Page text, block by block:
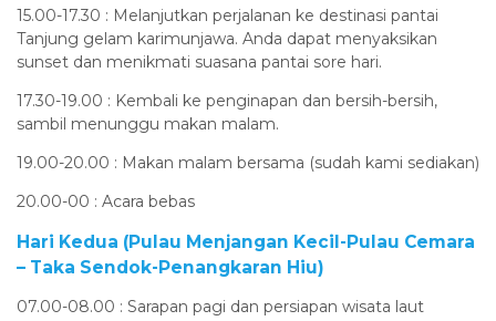
15.00-17.30 : Melanjutkan perjalanan ke destinasi pantai
Tanjung gelam karimunjawa. Anda dapat menyaksikan
sunset dan menikmati suasana pantai sore hari.
17.30-19.00 : Kembali ke penginapan dan bersih-bersih,
sambil menunggu makan malam.
19.00-20.00 : Makan malam bersama (sudah kami sediakan)
20.00-00 : Acara bebas
Hari Kedua (Pulau Menjangan Kecil-Pulau Cemara
– Taka Sendok-Penangkaran Hiu)
07.00-08.00 : Sarapan pagi dan persiapan wisata laut